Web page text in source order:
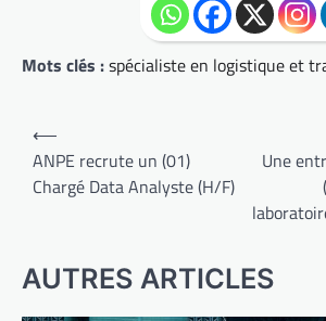
Mots clés :spécialiste en logistique et
Navigation
de
l’article
⟵
ANPE recrute un (01)
Chargé Data Analyste (H/F)
Une
AUTRES ARTICLES